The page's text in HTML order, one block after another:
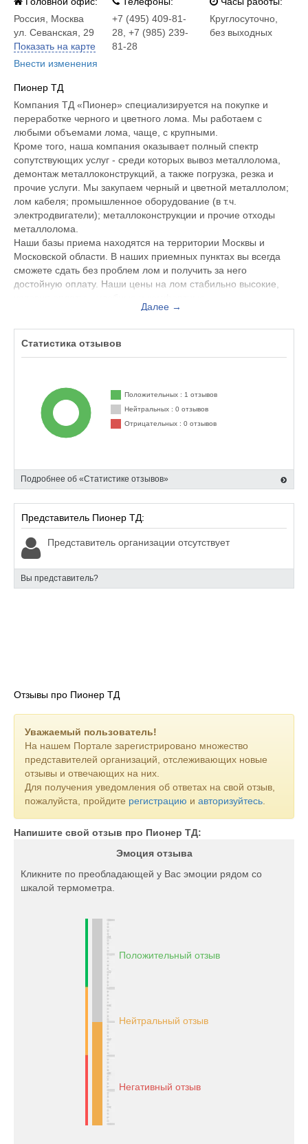
Россия
Москва
ул. Севанская, 29
Показать на карте
Внести изменения
+7 (495) 409-81-
28, +7 (985) 239-
81-28
Круглосуточно,
без выходных
Пионер ТД
Компания ТД «Пионер» специализируется на покупке и
переработке черного и цветного лома. Мы работаем с
любыми объемами лома, чаще, с крупными.
Кроме того, наша компания оказывает полный спектр
сопутствующих услуг - среди которых вывоз металлолома,
демонтаж металлоконструкций, а также погрузка, резка и
прочие услуги. Мы закупаем черный и цветной металлолом;
лом кабеля; промышленное оборудование (в т.ч.
электродвигатели); металлоконструкции и прочие отходы
металлолома.
Наши базы приема находятся на территории Москвы и
Московской области. В наших приемных пунктах вы всегда
сможете сдать без проблем лом и получить за него
достойную оплату. Наши цены на лом стабильно высокие,
В индивидуальном подходе к каждому заказчику мы видим
Компания ТД «Пионер» обладает всеми лицензиями и
Стабильность, опыт и быстрые темпы работы - залог успеха
нашей компании!
Звоните: 8 (985) 239-81-28, 8 (495) 409-81-28
Наши специалисты ответят все интересующие вас вопросы.
Далее →
Статистика отзывов
Положительных : 1 отзывов
Нейтральных : 0 отзывов
Отрицательных : 0 отзывов
Подробнее об «Статистике отзывов»
Представитель Пионер ТД:
Представитель организации отсутствует
Вы представитель?
Отзывы про Пионер ТД
Уважаемый пользователь!
На нашем Портале зарегистрировано множество
представителей организаций, отслеживающих новые
отзывы и отвечающих на них.
Для получения уведомления об ответах на свой отзыв,
пожалуйста, пройдите регистрацию и авторизуйтесь
Напишите свой отзыв про Пионер ТД:
Эмоция отзыва
Кликните по преобладающей у Вас эмоции рядом со
шкалой термометра.
Положительный отзыв
Нейтральный отзыв
Негативный отзыв